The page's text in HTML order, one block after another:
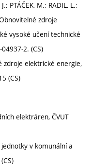
PTÁČEK, M.; RADIL, L.;
Obnovitelné zdroje
vysoké učení technické
2. (CS)
zdroje elektrické energie,
(CS)
elektráren, ČVUT
jednotky v komunální a